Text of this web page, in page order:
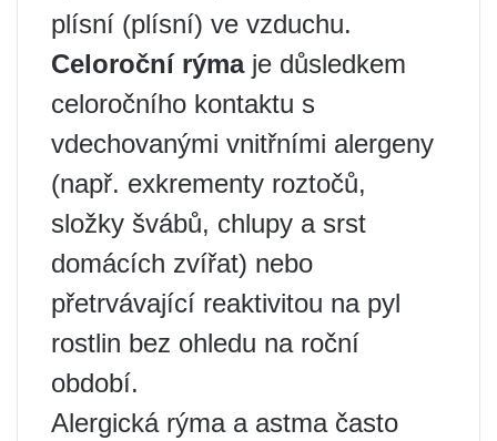
plísní (plísní) ve vzduchu.
Celoroční rýmaje důsledkem
celoročního kontaktu s
vdechovanými vnitřními alergeny
(např. exkrementy roztočů,
složky švábů, chlupy a srst
domácích zvířat) nebo
přetrvávající reaktivitou na pyl
rostlin bez ohledu na roční
období.
Alergická rýma a astma často